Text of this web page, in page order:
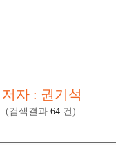
저자 : 권기석
(검색결과 64 건)